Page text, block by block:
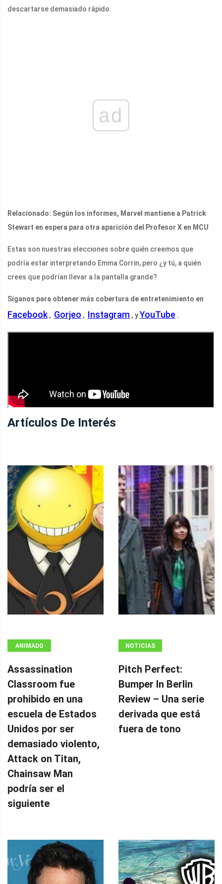
descartarse demasiado rápido.
ad
Relacionado: Según los informes, Marvel mantiene a Patrick
Stewart en espera para otra aparición del Profesor X en MCU
Estas son nuestras elecciones sobre quién creemos que
podría estar interpretando Emma Corrin, pero ¿y tú, a quién
crees que podrían llevar a la pantalla grande?
Síganos para obtener más cobertura de entretenimiento en
Facebook , Gorjeo , Instagram , yYouTube .
Artículos De Interés
ANIMADO
Assassination
Classroom fue
prohibido en una
escuela de Estados
Unidos por ser
demasiado violento,
Attack on Titan,
Chainsaw Man
podría ser el
siguiente
NOTICIAS
Pitch Perfect:
Bumper In Berlin
Review – Una serie
derivada que está
fuera de tono